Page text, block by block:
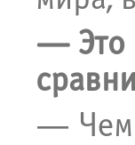
— Это
—